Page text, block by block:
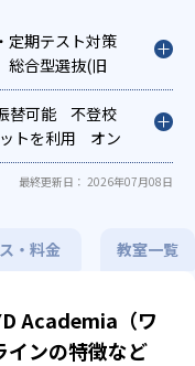
定期テスト対策
総合型選抜(旧
別特化対策
替可能
不登校
トを利用
オン
最終更新日： 2026年07月08日
・料金 教室一覧
Academia（ワ
インの特徴など